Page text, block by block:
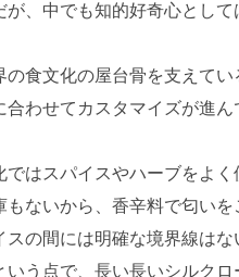
、中でも知的好奇心とし
食文化の屋台骨を支えて
わせてカスタマイズが進ん
はスパイスやハーブをよく
ないから、香辛料で匂い
の間には明確な境界線は
いう点で、長い長いシルク